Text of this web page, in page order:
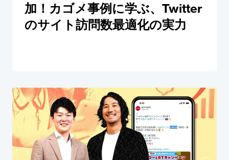
加！カゴメ事例に学ぶ、Twitter
のサイト訪問数最適化の実力